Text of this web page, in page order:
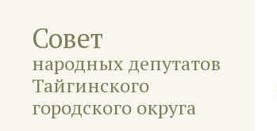
Совет
народных депутатов
Тайгинского
городского округа